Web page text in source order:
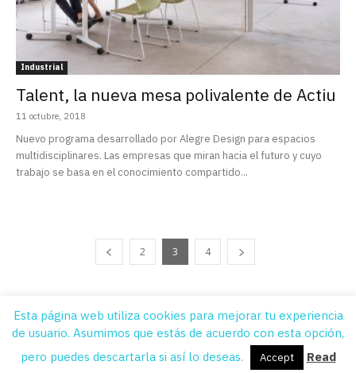
Industrial
Talent, la nueva mesa polivalente de Actiu
11 octubre, 2018
Nuevo programa desarrollado por Alegre Design para espacios
multidisciplinares. Las empresas que miran hacia el futuro y cuyo
trabajo se basa en el conocimiento compartido...
2 3 4
Quiénes Somos Contacto Suscripción Aviso legal Publicidad
© DissenyCV © 2012 - 2021 All Rights Reserved Diseño y Programación:
Esta página web utiliza cookies para mejorar tu experiencia
de usuario. Asumimos que estás de acuerdo con esta opción,
pero puedes descartarla si así lo deseas.
Accept
Read